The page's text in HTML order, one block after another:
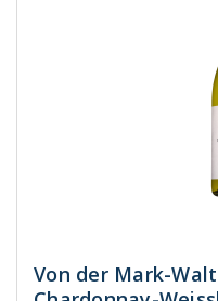
Von der Mark-